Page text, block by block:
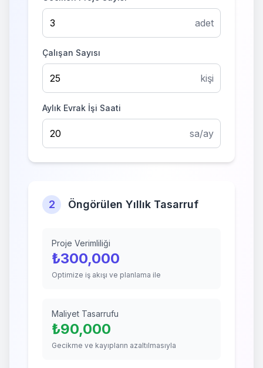
adet
Çalışan Sayısı
kişi
Aylık Evrak İşi Saati
sa/ay
2 Öngörülen Yıllık Tasarruf
Proje Verimliliği
₺300,000
Optimize iş akışı ve planlama ile
Maliyet Tasarrufu
₺90,000
Gecikme ve kayıpların azaltılmasıyla